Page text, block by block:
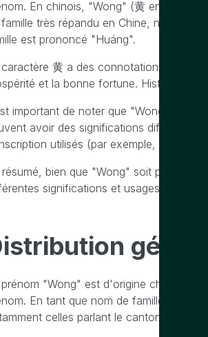
En chinois, "Wong" (黄 en
très répandu en Chine,
est prononcé "Huáng".
黄 a des connotations
et la bonne fortune.
important de noter que "Wong" peut
avoir des significations
utilisés (par exemple, pinyin
résumé, bien que "Wong" soit
significations et usages selon
"Wong" est d'origine chinoise et
En tant que nom de famille,
celles parlant le cantonais.